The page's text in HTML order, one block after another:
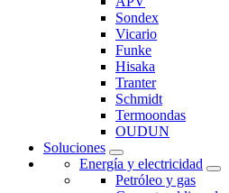
Sondex
Vicario
Funke
Hisaka
Tranter
Schmidt
Termoondas
OUDUN
Soluciones
Energía y electricidad
Petróleo y gas